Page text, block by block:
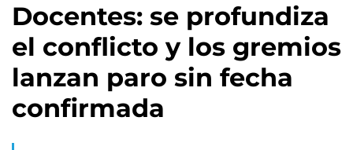
Docentes: se profundiza
el conflicto y los gremios
lanzan paro sin fecha
confirmada